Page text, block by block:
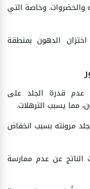
والخضروات. وخاصة التي
الدهون بمنطقة
عدم قدرة الجلد على
مما يسبب الترهلات.
مرونته بسبب انخفاض
الناتج عن عدم ممارسة